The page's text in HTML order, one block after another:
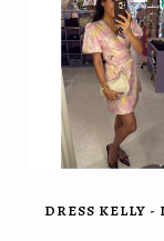
DRESS KELLY -